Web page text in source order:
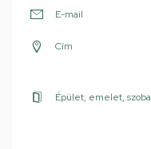
E-mail
Cím
Épület, emelet,